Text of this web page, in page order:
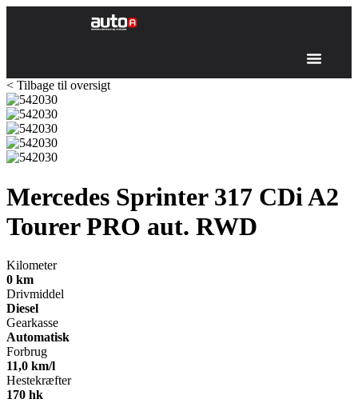
< Tilbage til oversigt
Mercedes Sprinter 317 CDi A2
Tourer PRO aut. RWD
Kilometer
0 km
Drivmiddel
Diesel
Gearkasse
Automatisk
Forbrug
11,0 km/l
Hestekræfter
170 hk